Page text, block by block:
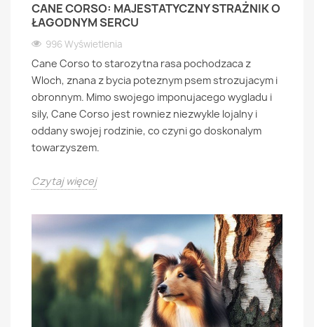
CANE CORSO: MAJESTATYCZNY STRAŻNIK O
ŁAGODNYM SERCU
996 Wyświetlenia
Cane Corso to starozytna rasa pochodzaca z
Wloch, znana z bycia poteznym psem strozujacym i
obronnym. Mimo swojego imponujacego wygladu i
sily, Cane Corso jest rowniez niezwykle lojalny i
oddany swojej rodzinie, co czyni go doskonalym
towarzyszem.
Czytaj więcej